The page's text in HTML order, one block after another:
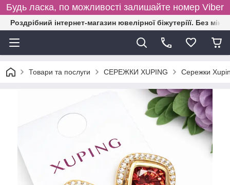
Будь ласка, по можливості залишайте номер Viber
Роздрібний інтернет-магазин ювелірної біжутеріїї. Без
Товари та послуги СЕРЕЖКИ XUPING Сережки